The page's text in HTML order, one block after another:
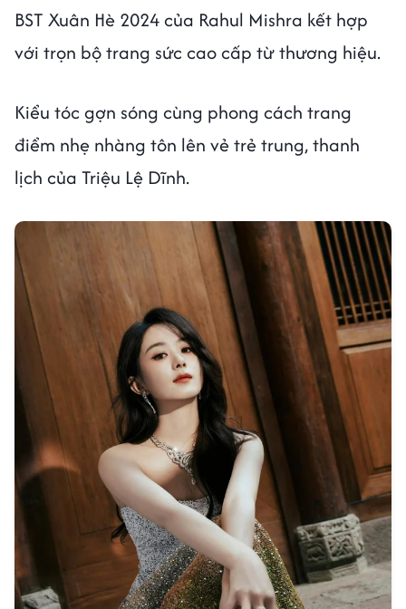
BST Xuân Hè 2024 của Rahul Mishra kết hợp
với trọn bộ trang sức cao cấp từ thương hiệu.
Kiểu tóc gợn sóng cùng phong cách trang
điểm nhẹ nhàng tôn lên vẻ trẻ trung, thanh
lịch của Triệu Lệ Dĩnh.